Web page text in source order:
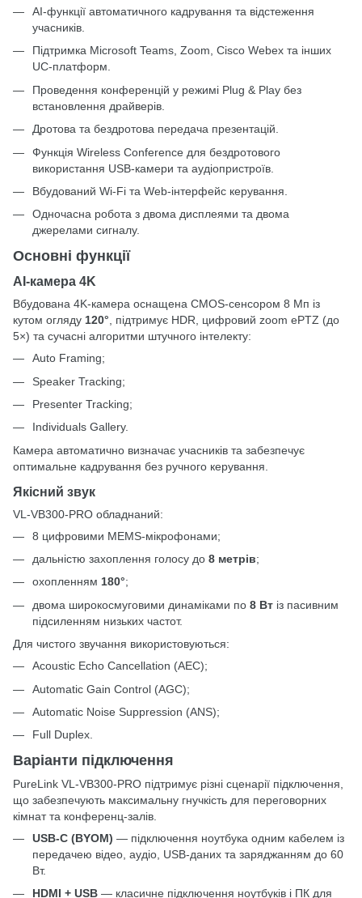
AI-функції автоматичного кадрування та відстеження
учасників.
Підтримка Microsoft Teams, Zoom, Cisco Webex та інших
UC-платформ.
Проведення конференцій у режимі Plug & Play без
встановлення драйверів.
Дротова та бездротова передача презентацій.
Функція Wireless Conference для бездротового
використання USB-камери та аудіопристроїв.
Вбудований Wi-Fi та Web-інтерфейс керування.
Одночасна робота з двома дисплеями та двома
джерелами сигналу.
Основні функції
AI-камера 4K
Вбудована 4K-камера оснащена CMOS-сенсором 8 Мп із
кутом огляду 120°, підтримує HDR, цифровий zoom ePTZ (до
5×) та сучасні алгоритми штучного інтелекту:
Auto Framing;
Speaker Tracking;
Presenter Tracking;
Individuals Gallery.
Камера автоматично визначає учасників та забезпечує
оптимальне кадрування без ручного керування.
Якісний звук
VL-VB300-PRO обладнаний:
8 цифровими MEMS-мікрофонами;
дальністю захоплення голосу до 8 метрів;
охопленням 180°;
двома широкосмуговими динаміками по 8 Вт із пасивним
підсиленням низьких частот.
Для чистого звучання використовуються:
Acoustic Echo Cancellation (AEC);
Automatic Gain Control (AGC);
Automatic Noise Suppression (ANS);
Full Duplex.
Варіанти підключення
PureLink VL-VB300-PRO підтримує різні сценарії підключення,
що забезпечують максимальну гнучкість для переговорних
кімнат та конференц-залів.
USB-C (BYOM) — підключення ноутбука одним кабелем із
передачею відео, аудіо, USB-даних та заряджанням до 60
Вт.
HDMI + USB — класичне підключення ноутбуків і ПК для